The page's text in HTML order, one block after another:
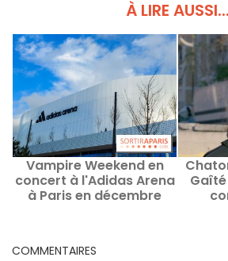
À LIRE AUSSI...
Vampire Weekend en
concert à l'Adidas Arena
à Paris en décembre
COMMENTAIRES